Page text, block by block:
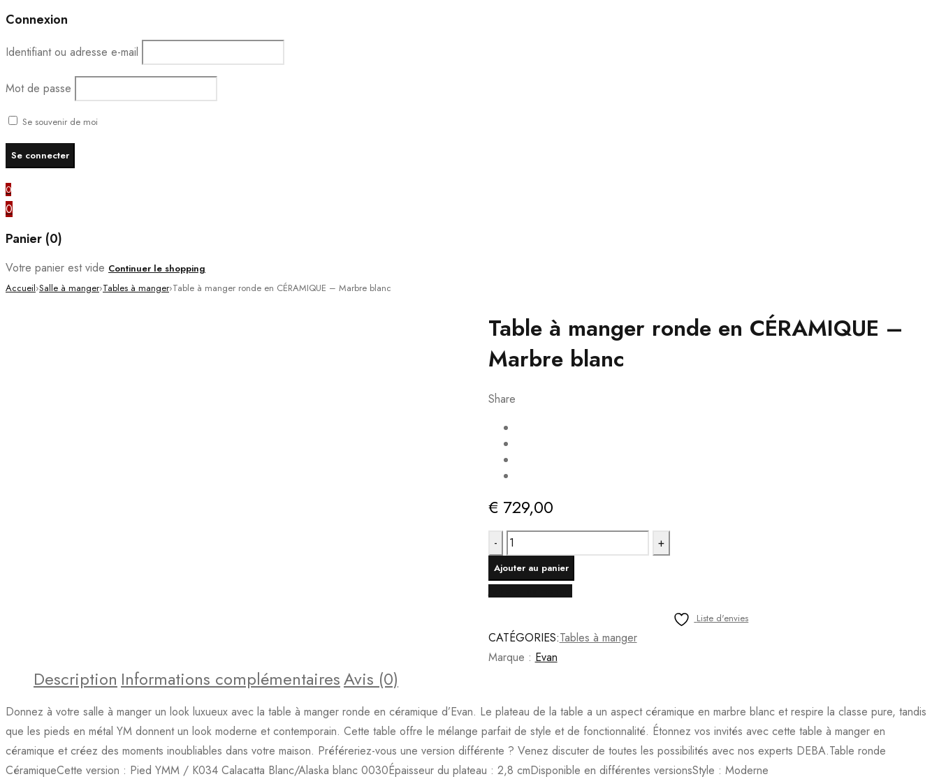
Connexion
Identifiant ou adresse e-mail
Mot de passe
Se souvenir de moi
0
0
Panier (0)
Votre panier est vide Continuer le shopping
Accueil›Salle à manger›Tables à manger›Table à manger ronde en CÉRAMIQUE – Marbre blanc
Table à manger ronde en CÉRAMIQUE –
Marbre blanc
Share
€ 729,00
quantité
de
Table
à
ronde
en
Marbre
blanc
Ajouter au panier
Liste d'envies
CATÉGORIES:Tables à manger
Marque : Evan
Description Informations complémentairesAvis (0)
Donnez à votre salle à manger un look luxueux avec la table à manger ronde en céramique d’Evan. Le plateau de la table a un aspect céramique en marbre blanc et respire la classe pure, tandis
que les pieds en métal YM donnent un look moderne et contemporain. Cette table offre le mélange parfait de style et de fonctionnalité. Étonnez vos invités avec cette table à manger en
céramique et créez des moments inoubliables dans votre maison. Préféreriez-vous une version différente ? Venez discuter de toutes les possibilités avec nos experts DEBA.Table ronde
CéramiqueCette version : Pied YMM / K034 Calacatta Blanc/Alaska blanc 0030Épaisseur du plateau : 2,8 cmDisponible en différentes versionsStyle : Moderne